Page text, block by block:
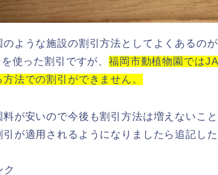
ような施設の割引方法としてよくあるの
使った割引ですが、福岡市動植物園では
法での割引ができません。
料が安いので今後も割引方法は増えないこ
引が適用されるようになりましたら追記した
ク